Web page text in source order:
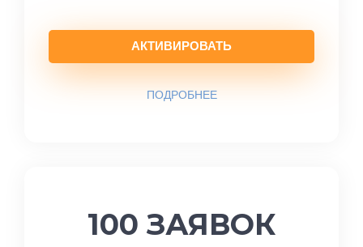
АКТИВИРОВАТЬ
ПОДРОБНЕЕ
100 ЗАЯВОК